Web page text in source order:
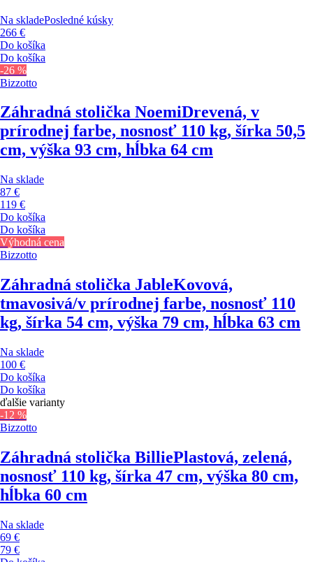
Na skladePosledné kúsky
266 €
Do košíka
Do košíka
-26 %
Bizzotto
Záhradná stolička NoemiDrevená, v
prírodnej farbe, nosnosť 110 kg, šírka 50,5
cm, výška 93 cm, hĺbka 64 cm
Na sklade
87 €
119 €
Do košíka
Do košíka
Výhodná cena
Bizzotto
Záhradná stolička JableKovová,
tmavosivá/v prírodnej farbe, nosnosť 110
kg, šírka 54 cm, výška 79 cm, hĺbka 63 cm
Na sklade
100 €
Do košíka
Do košíka
ďalšie varianty
-12 %
Bizzotto
Záhradná stolička BilliePlastová, zelená,
nosnosť 110 kg, šírka 47 cm, výška 80 cm,
hĺbka 60 cm
Na sklade
69 €
79 €